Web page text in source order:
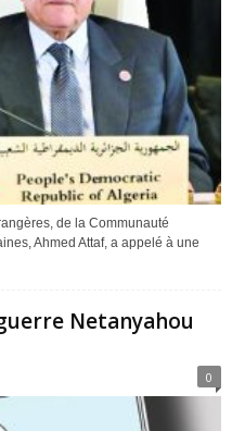
de la Communauté
Ahmed Attaf, a appelé à une
Netanyahou
0